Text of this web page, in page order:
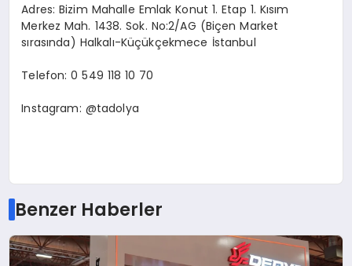
Adres: Bizim Mahalle Emlak Konut 1. Etap 1. Kısım
Merkez Mah. 1438. Sok. No:2/AG (Biçen Market
sırasında) Halkalı-Küçükçekmece İstanbul
Telefon: 0 549 118 10 70
Instagram: @tadolya
Benzer Haberler